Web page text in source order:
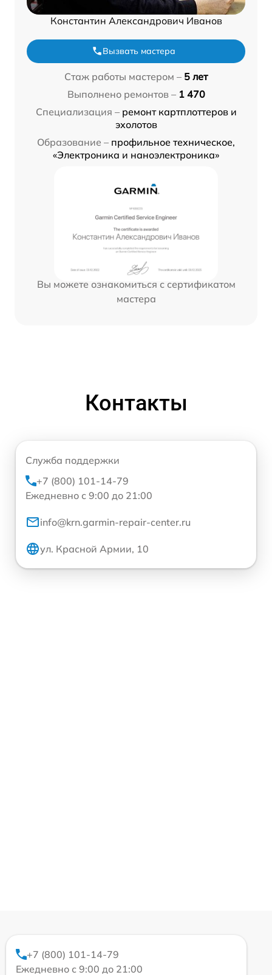
Константин Александрович Иванов
Вызвать мастера
Стаж работы мастером – 5 лет
Выполнено ремонтов – 1 470
Специализация – ремонт картплоттеров и
эхолотов
Образование – профильное техническое,
«Электроника и наноэлектроника»
Вы можете ознакомиться с сертификатом
мастера
Контакты
Служба поддержки
+7 (800) 101-14-79
Ежедневно с 9:00 до 21:00
info@krn.garmin-repair-center.ru
ул. Красной Армии, 10
+7 (800) 101-14-79
Ежедневно с 9:00 до 21:00